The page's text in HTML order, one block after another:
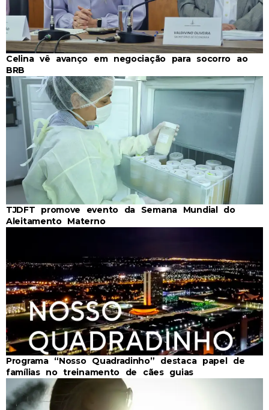
Celina vê avanço em negociação para socorro ao
BRB
TJDFT promove evento da Semana Mundial do
Aleitamento Materno
Programa “Nosso Quadradinho” destaca papel de
famílias no treinamento de cães guias